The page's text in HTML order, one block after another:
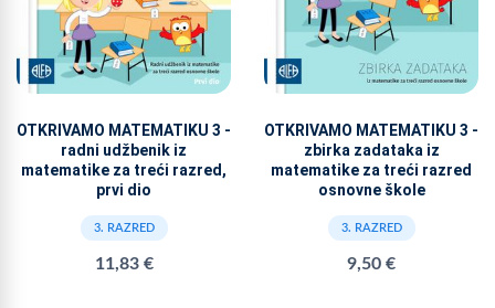
OTKRIVAMO MATEMATIKU 3 -
radni udžbenik iz
matematike za treći razred,
prvi dio
3. RAZRED
11,83 €
OTKRIVAMO MATEMATIKU 3 -
zbirka zadataka iz
matematike za treći razred
osnovne škole
3. RAZRED
9,50 €